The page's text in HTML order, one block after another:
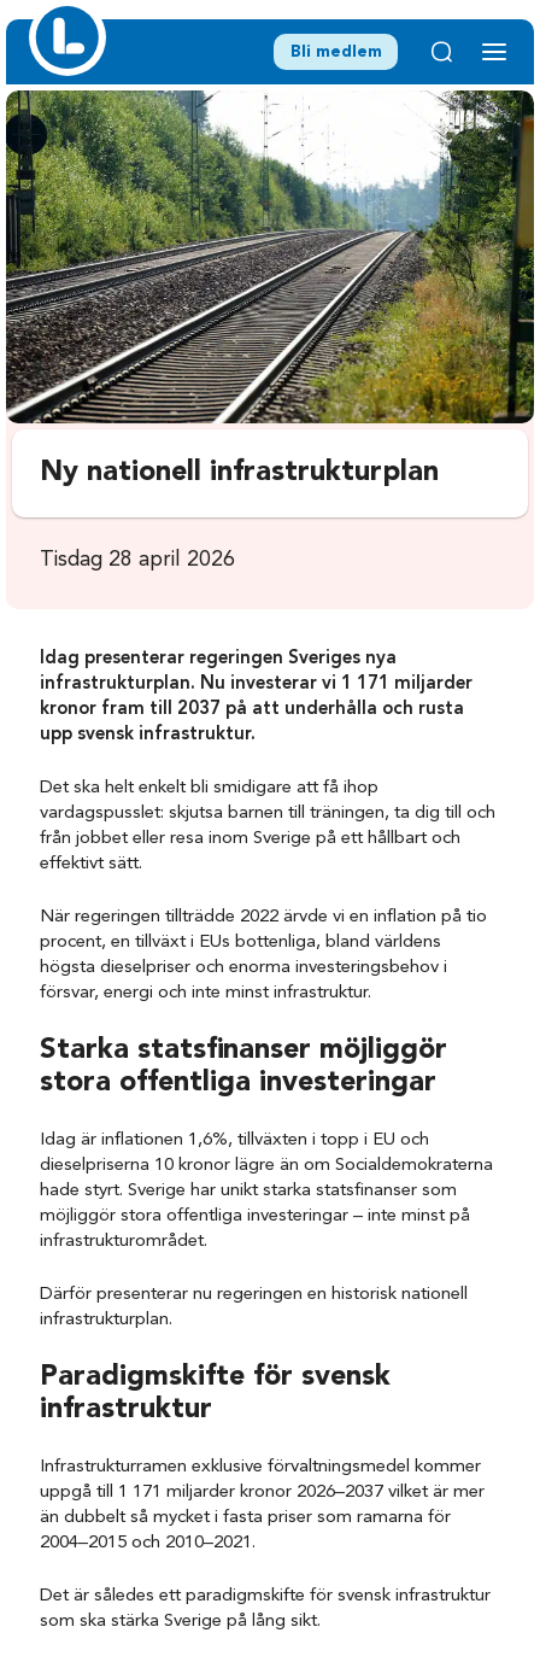
Bli medlem
Ny nationell infrastrukturplan
Tisdag 28 april 2026
Idag presenterar regeringen Sveriges nya
infrastrukturplan. Nu investerar vi 1 171 miljarder
kronor fram till 2037 på att underhålla och rusta
upp svensk infrastruktur.
Det ska helt enkelt bli smidigare att få ihop
vardagspusslet: skjutsa barnen till träningen, ta dig till och
från jobbet eller resa inom Sverige på ett hållbart och
effektivt sätt.
När regeringen tillträdde 2022 ärvde vi en inflation på tio
procent, en tillväxt i EUs bottenliga, bland världens
högsta dieselpriser och enorma investeringsbehov i
försvar, energi och inte minst infrastruktur.
Starka statsfinanser möjliggör
stora offentliga investeringar
Idag är inflationen 1,6%, tillväxten i topp i EU och
dieselpriserna 10 kronor lägre än om Socialdemokraterna
hade styrt. Sverige har unikt starka statsfinanser som
möjliggör stora offentliga investeringar – inte minst på
infrastrukturområdet.
Därför presenterar nu regeringen en historisk nationell
infrastrukturplan.
Paradigmskifte för svensk
infrastruktur
Infrastrukturramen exklusive förvaltningsmedel kommer
uppgå till 1 171 miljarder kronor 2026–2037 vilket är mer
än dubbelt så mycket i fasta priser som ramarna för
2004–2015 och 2010–2021.
Det är således ett paradigmskifte för svensk infrastruktur
som ska stärka Sverige på lång sikt.